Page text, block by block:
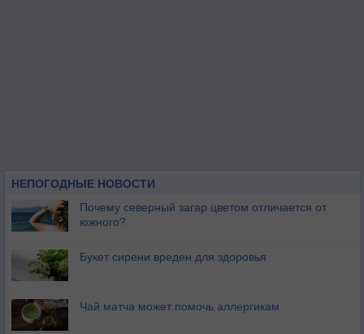
НЕПОГОДНЫЕ НОВОСТИ
Почему северный загар цветом отличается от
южного?
Букет сирени вреден для здоровья
Чай матча может помочь аллергикам